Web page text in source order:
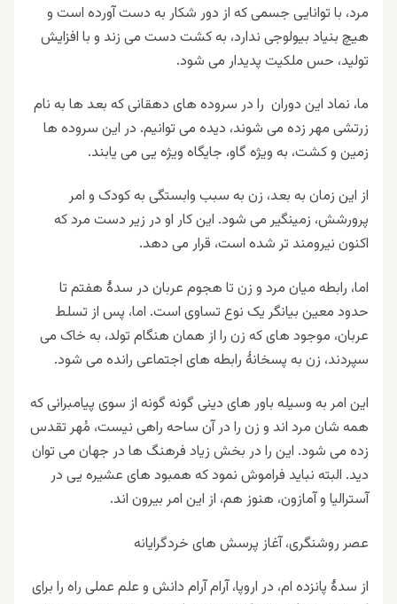
مرد، با توانایی جسمی که از دور شکار به دست آورده است و
هیچ بنیاد بیولوجی ندارد، به کشت دست می زند و با افزایش
تولید، حس ملکیت پدیدار می شود.
ما، نماد این دوران را در سروده های دهقانی که بعد ها به نام
زرتشی مهر زده می شوند، دیده می توانیم. در این سروده ها
زمین و کشت، به ویژه گاو، جایگاه ویژه یی می یابند.
از این زمان به بعد، زن به سبب وابستگی به کودک و امر
پرورشش، زمینگیر می شود. این کار او در زیر دست مرد که
اکنون نیرومند تر شده است، قرار می دهد.
اما، رابطه میان مرد و زن تا هجوم عربان در سدهٔ هفتم تا
حدود معین بیانگر یک نوع تساوی است. اما، پس از تسلط
عربان، موجود های که زن را از همان هنگام تولد، به خاک می
سپردند، زن به پسخانهٔ رابطه های اجتماعی رانده می شود.
این امر به وسیله باور های دینی گونه گونه از سوی پیامبرانی که
همه شان مرد اند و زن را در آن ساحه راهی نیست، مُهر تقدس
زده می شود. این را در بخش زیاد فرهنگ ها در جهان می توان
دید. البته نباید فراموش نمود که همبود های عشیره یی در
آسترالیا و آمازون، هنوز هم، از این امر بیرون اند.
عصر روشنگری، آغاز پرسش های خردگرایانه
از سدهٔ پانزده ام، در اروپا، آرام آرام دانش و علم عملی راه را برای